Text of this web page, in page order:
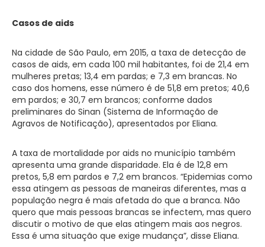
Casos de aids
Na cidade de São Paulo, em 2015, a taxa de detecção de
casos de aids, em cada 100 mil habitantes, foi de 21,4 em
mulheres pretas; 13,4 em pardas; e 7,3 em brancas. No
caso dos homens, esse número é de 51,8 em pretos; 40,6
em pardos; e 30,7 em brancos; conforme dados
preliminares do Sinan (Sistema de Informação de
Agravos de Notificação), apresentados por Eliana.
A taxa de mortalidade por aids no município também
apresenta uma grande disparidade. Ela é de 12,8 em
pretos, 5,8 em pardos e 7,2 em brancos. “Epidemias como
essa atingem as pessoas de maneiras diferentes, mas a
população negra é mais afetada do que a branca. Não
quero que mais pessoas brancas se infectem, mas quero
discutir o motivo de que elas atingem mais aos negros.
Essa é uma situação que exige mudança”, disse Eliana.